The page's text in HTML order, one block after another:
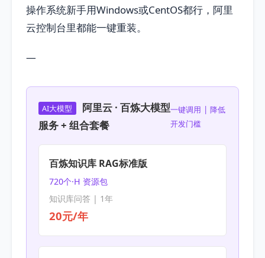
操作系统新手用Windows或CentOS都行，阿里
云控制台里都能一键重装。
—
AI大模型
阿里云 · 百炼大模型
服务 + 组合套餐
一键调用 | 降低
开发门槛
百炼知识库 RAG标准版
720个·H 资源包
知识库问答 | 1年
20元/年